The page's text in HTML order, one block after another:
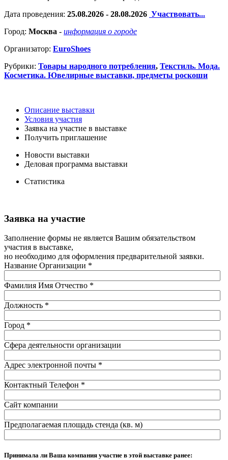
Дата проведения: 25.08.2026 - 28.08.2026 Участвовать...
Город: Москва - информация о городе
Организатор: EuroShoes
Рубрики: Товары народного потребления, Текстиль. Мода.
Косметика. Ювелирные выставки, предметы роскоши
Описание выставки
Условия участия
Заявка на участие в выставке
Получить приглашение
Новости выставки
Деловая программа выставки
Статистика
Заявка на участие
Заполнение формы не является Вашим обязательством
участия в выставке,
но необходимо для оформления предварительной заявки.
Название Организации *
Фамилия Имя Отчество *
Должность *
Город *
Сфера деятельности организации
Адрес электронной почты *
Контактный Телефон *
Сайт компании
Предполагаемая площадь стенда (кв. м)
Принимала ли Ваша компания участие в этой выставке ранее: